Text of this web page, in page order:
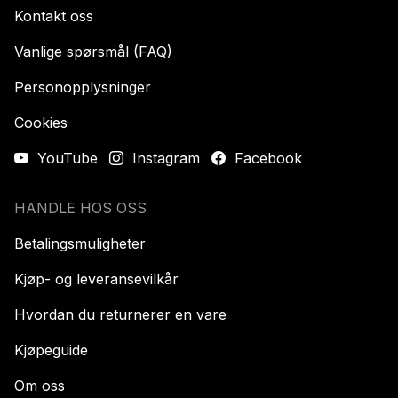
Kontakt oss
Vanlige spørsmål (FAQ)
Personopplysninger
Cookies
YouTube
Instagram Facebook
HANDLE HOS OSS
Betalingsmuligheter
Kjøp- og leveransevilkår
Hvordan du returnerer en vare
Kjøpeguide
Om oss